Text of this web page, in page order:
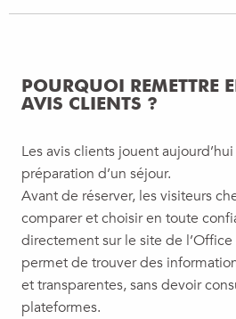
POURQUOI REMETTRE
AVIS CLIENTS ?
Les avis clients jouent
préparation d’un séjour.
Avant de réserver, les visiteurs
comparer et choisir en toute
directement sur le site de
permet de trouver des
et transparentes, sans devoir
plateformes.